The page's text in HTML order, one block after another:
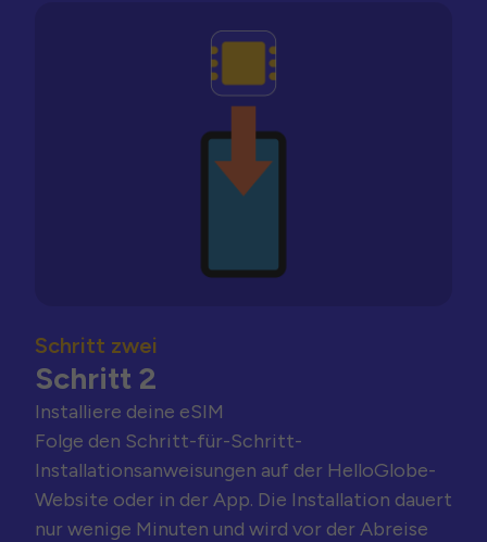
Schritt zwei
Schritt 2
Installiere deine eSIM
Folge den Schritt-für-Schritt-
Installationsanweisungen auf der HelloGlobe-
Website oder in der App. Die Installation dauert
nur wenige Minuten und wird vor der Abreise